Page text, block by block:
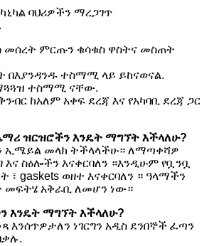
ባህሪዎችን ማረጋገጥ
መሰረት ምርጡን ቁሳቁስ ዋስትና መስጠት
በእያንዳንዱ ተስማሚ ላይ ይከናወናል.
ተስማሚ ናቸው.
ከአለም አቀፍ ደረጃ እና የአካባቢ ደረጃ ጋር
ዝርዝሮችን እንዴት ማግኘት እችላለሁ?
ኢሜይል መላክ ትችላላችሁ። ለማጣቀሻዎ
ስዕሎችን እናቀርባለን ።እንዲሁም የቧንቧ
፣ gaskets ወዘተ እናቀርባለን ። ዓላማችን
መፍትሄ አቅራቢ ለመሆን ነው።
እንዴት ማግኘት እችላለሁ?
እንሰጥዎታለን ነገርግን አዲስ ደንበኞች ፈጣን